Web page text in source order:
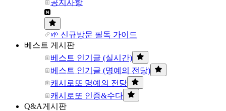
공지사항
🌱 신규방문 필독 가이드
베스트 게시판
베스트 인기글 (실시간)
베스트 인기글 (명예의 전당)
캐시로또 명예의 전당
캐시로또 인증&수다
Q&A게시판